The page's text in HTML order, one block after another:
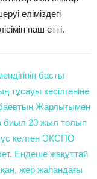
еліміздегі
паш етті.
басты
кесілгеніне
Жарлығымен
биыл 20 жыл толып
келген ЭКСПО
Ендеше жақұттай
жер жаһандағы